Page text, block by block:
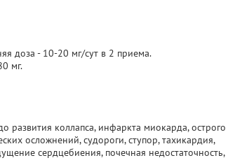
доза - 10-20 мг/сут в 2 приема.
мг.
коллапса, инфаркта миокарда, острого
осложнений, судороги, ступор, тахикардия,
сердцебиения, почечная недостаточность,